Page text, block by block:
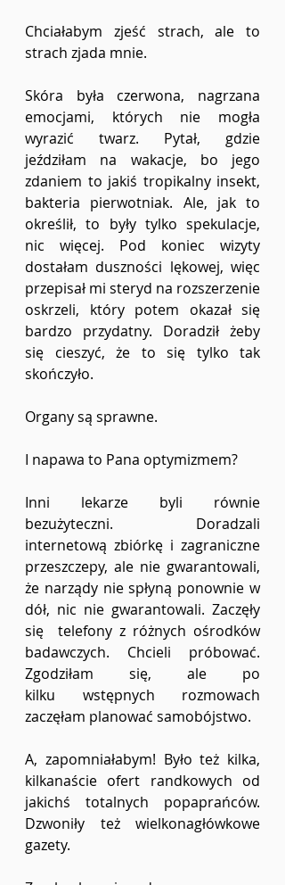
Chciałabym zjeść strach, ale to
strach zjada mnie.
Skóra była czerwona, nagrzana
emocjami, których nie mogła
wyrazić twarz. Pytał, gdzie
jeździłam na wakacje, bo jego
zdaniem to jakiś tropikalny insekt,
bakteria pierwotniak. Ale, jak to
określił, to były tylko spekulacje,
nic więcej. Pod koniec wizyty
dostałam duszności lękowej, więc
przepisał mi steryd na rozszerzenie
oskrzeli, który potem okazał się
bardzo przydatny. Doradził żeby
się cieszyć, że to się tylko tak
skończyło.
Organy są sprawne.
I napawa to Pana optymizmem?
Inni lekarze byli równie
bezużyteczni. Doradzali
internetową zbiórkę i zagraniczne
przeszczepy, ale nie gwarantowali,
że narządy nie spłyną ponownie w
dół, nic nie gwarantowali. Zaczęły
się  telefony z różnych ośrodków
badawczych. Chcieli próbować.
Zgodziłam się, ale po
kilku wstępnych rozmowach
zaczęłam planować samobójstwo.
A, zapomniałabym! Było też kilka,
kilkanaście ofert randkowych od
jakichś totalnych popaprańców.
Dzwoniły też wielkonagłówkowe
gazety.